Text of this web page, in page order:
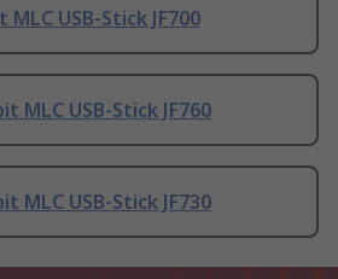
USB-Stick JF700
MLC USB-Stick JF760
MLC USB-Stick JF730